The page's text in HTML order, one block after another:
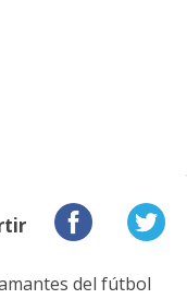
del fútbol